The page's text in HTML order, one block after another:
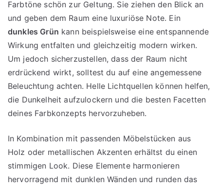
Farbtöne schön zur Geltung. Sie ziehen den Blick an
und geben dem Raum eine luxuriöse Note. Ein
dunkles Grün kann beispielsweise eine entspannende
Wirkung entfalten und gleichzeitig modern wirken.
Um jedoch sicherzustellen, dass der Raum nicht
erdrückend wirkt, solltest du auf eine angemessene
Beleuchtung achten. Helle Lichtquellen können helfen,
die Dunkelheit aufzulockern und die besten Facetten
deines Farbkonzepts hervorzuheben.
In Kombination mit passenden Möbelstücken aus
Holz oder metallischen Akzenten erhältst du einen
stimmigen Look. Diese Elemente harmonieren
hervorragend mit dunklen Wänden und runden das